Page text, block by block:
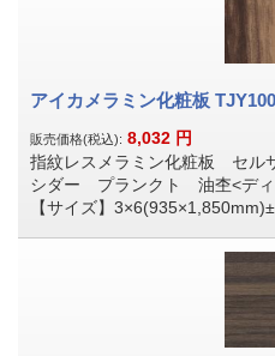
アイカメラミン化粧板
販売価格(税込): 8,032 円
指紋レスメラミン化粧板 セル
シダー プランクト 油杢<ディ
【サイズ】